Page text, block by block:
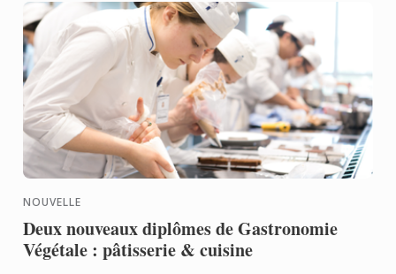
NOUVELLE
Deux nouveaux diplômes de Gastronomie
Végétale : pâtisserie & cuisine